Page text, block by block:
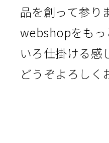
品を創って参り
webshopをもっ
いろ仕掛ける感
どうぞよろしく